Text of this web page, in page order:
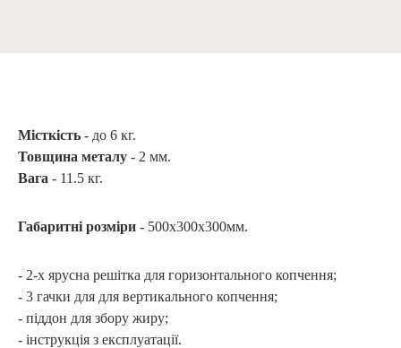
Місткість - до 6 кг.
Товщина металу - 2 мм.
Вага - 11.5 кг.
Габаритні розміри - 500х300х300мм.
- 2-х ярусна решітка для горизонтального копчення;
- 3 гачки для для вертикального копчення;
- піддон для збору жиру;
- інструкція з експлуатації.